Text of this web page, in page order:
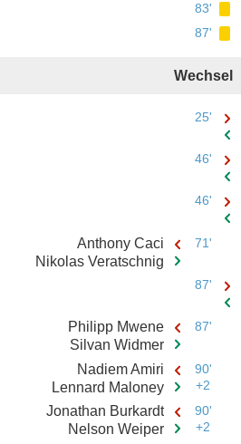
83'
87'
Wechsel
25'
46'
46'
Anthony Caci
Nikolas Veratschnig
71'
87'
Philipp Mwene
Silvan Widmer
87'
Nadiem Amiri
Lennard Maloney
90'
+2
Jonathan Burkardt
Nelson Weiper
90'
+2